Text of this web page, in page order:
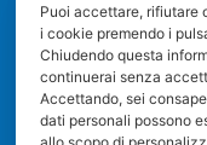
I
dal Lunedi
Puoi accettare, rifiutare
i cookie premendo i
Chiudendo questa
continuerai senza
Accettando, sei
dati personali possono